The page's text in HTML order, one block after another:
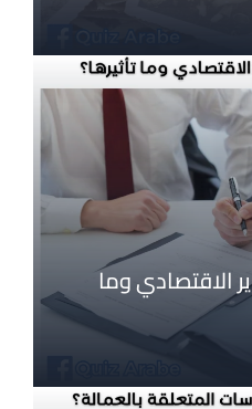
الاقتصادي وما